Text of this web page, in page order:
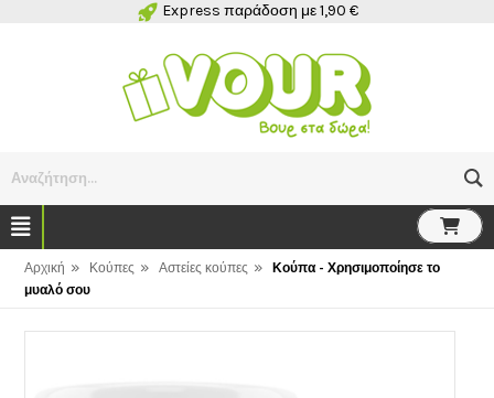
Express παράδοση με 1,90 €
Αναζήτηση...
Αρχική » Κούπες » Αστείες κούπες »
Κούπα - Χρησιμοποίησε το
μυαλό σου